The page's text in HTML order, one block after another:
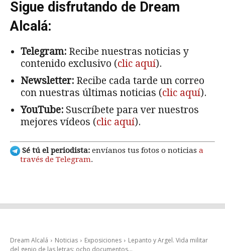
Sigue disfrutando de Dream
Alcalá:
Telegram: Recibe nuestras noticias y
contenido exclusivo (clic aquí).
Newsletter: Recibe cada tarde un correo
con nuestras últimas noticias (clic aquí).
YouTube: Suscríbete para ver nuestros
mejores vídeos (clic aquí).
Sé tú el periodista: envíanos tus fotos o noticias a
través de Telegram.